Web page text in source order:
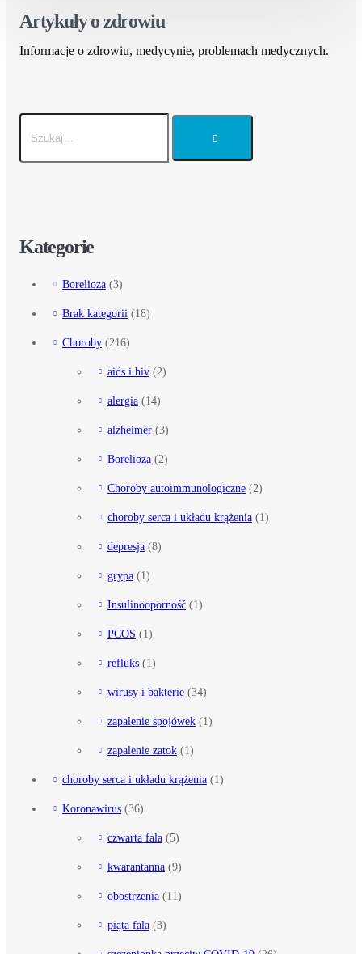
Artykuły o zdrowiu
Informacje o zdrowiu, medycynie, problemach medycznych.
Kategorie
Borelioza (3)
Brak kategorii (18)
Choroby (216)
aids i hiv (2)
alergia (14)
alzheimer (3)
Borelioza (2)
Choroby autoimmunologiczne (2)
choroby serca i układu krążenia (1)
depresja (8)
grypa (1)
Insulinooporność (1)
PCOS (1)
refluks (1)
wirusy i bakterie (34)
zapalenie spojówek (1)
zapalenie zatok (1)
choroby serca i układu krążenia (1)
Koronawirus (36)
czwarta fala (5)
kwarantanna (9)
obostrzenia (11)
piąta fala (3)